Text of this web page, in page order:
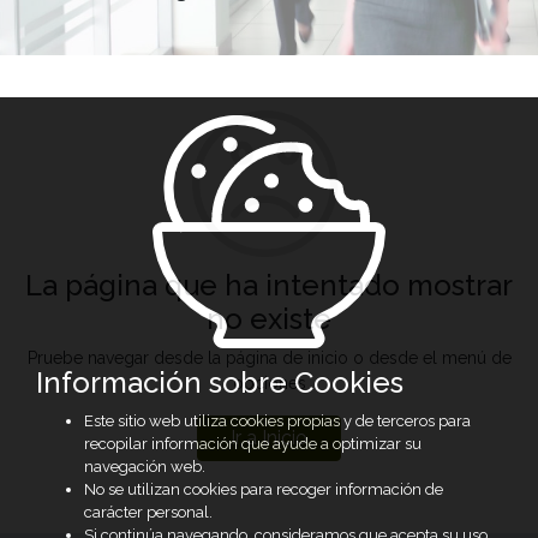
La página que ha intentado mostrar
no existe
Pruebe navegar desde la página de inicio o desde el menú de
opciones
Ir a Inicio
Información sobre Cookies
Este sitio web utiliza cookies propias y de terceros para
recopilar información que ayude a optimizar su
navegación web.
No se utilizan cookies para recoger información de
carácter personal.